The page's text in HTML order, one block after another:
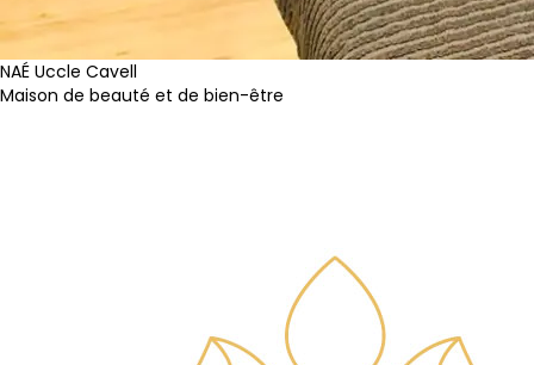
NAÉ Uccle Cavell
Maison de beauté et de bien-être